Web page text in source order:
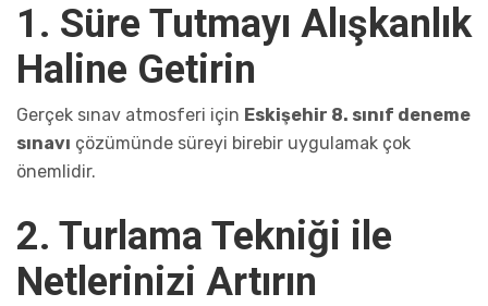
1. Süre Tutmayı Alışkanlık
Haline Getirin
Gerçek sınav atmosferi için Eskişehir 8. sınıf deneme
sınavı çözümünde süreyi birebir uygulamak çok
önemlidir.
2. Turlama Tekniği ile
Netlerinizi Artırın